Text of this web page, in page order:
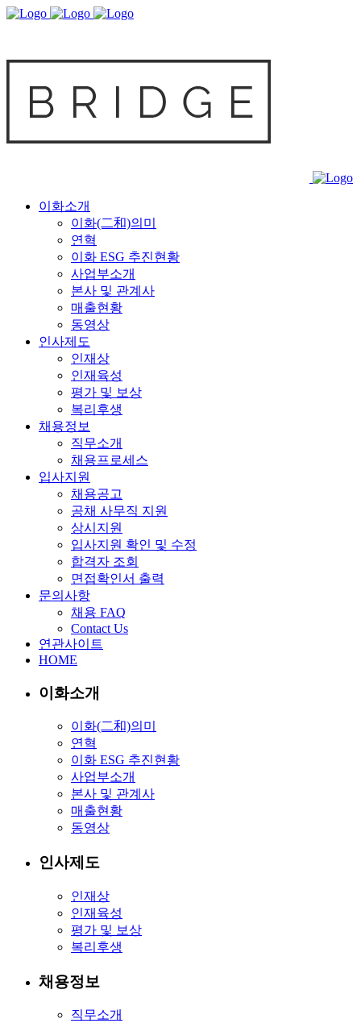
이화소개
이화(二和)의미
연혁
이화 ESG 추진현황
사업부소개
본사 및 관계사
매출현황
동영상
인사제도
인재상
인재육성
평가 및 보상
복리후생
채용정보
직무소개
채용프로세스
입사지원
채용공고
공채 사무직 지원
상시지원
입사지원 확인 및 수정
합격자 조회
면접확인서 출력
문의사항
채용 FAQ
Contact Us
연관사이트
HOME
이화소개
이화(二和)의미
연혁
이화 ESG 추진현황
사업부소개
본사 및 관계사
매출현황
동영상
인사제도
인재상
인재육성
평가 및 보상
복리후생
채용정보
직무소개